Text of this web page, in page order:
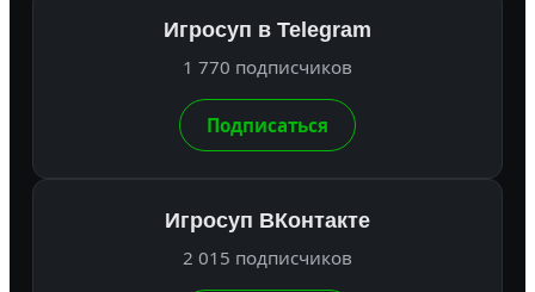
Игросуп в Telegram
1 770 подписчиков
Подписаться
Игросуп ВКонтакте
2 015 подписчиков